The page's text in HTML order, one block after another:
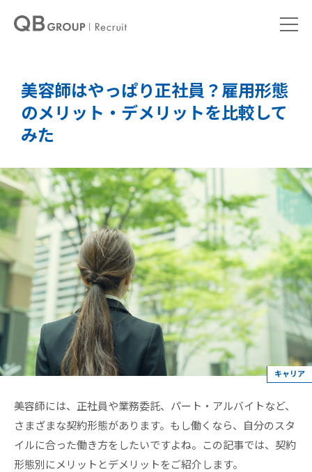
キャリア
美容師はやっぱり正社員？雇用形態
のメリット・デメリットを比較して
みた
美容師には、正社員や業務委託、パート・アルバイトなど、
さまざまな契約形態があります。もし働くなら、自分のスタ
イルに合った働き方をしたいですよね。この記事では、契約
形態別にメリットとデメリットをご紹介します。